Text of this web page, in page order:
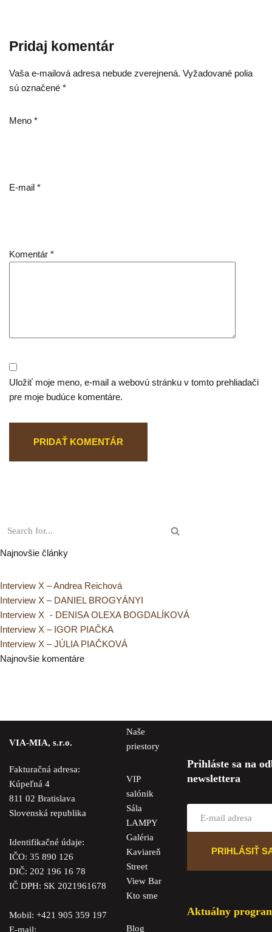
Pridaj komentár
Vaša e-mailová adresa nebude zverejnená. Vyžadované polia
sú označené *
Meno *
E-mail *
Komentár *
Uložiť moje meno, e-mail a webovú stránku v tomto prehliadači
pre moje budúce komentáre.
Najnovšie články
Interview X – Andrea Reichová
Interview X – DANIEL BROGYÁNYI
Interview X - DENISA OLEXA BOGDALÍKOVÁ
Interview X – IGOR PIAČKA
Interview X – JÚLIA PIAČKOVÁ
Najnovšie komentáre
VIA-MIA, s.r.o.
Fakturačná adresa:
Kúpeľná 4
811 02 Bratislava
Slovenská republika
Identifikačné údaje:
IČO: 35 890 126
DIČ: 202 196 16 78
IČ DPH: SK 2021961678
Mobil: +421 905 359 197
E-mail:
Naše
priestory
VIP
salónik
Sála
LAMPY
Galéria
Kaviareň
Street
View Bar
Kto sme
Blog
Prihláste sa na
newslettera
Aktuálny